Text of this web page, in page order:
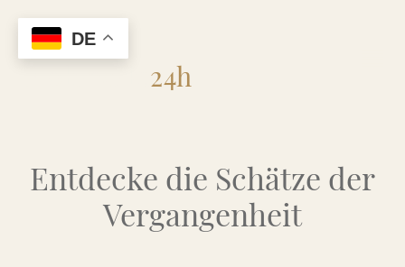
24h
Entdecke die Schätze der
Vergangenheit
DE